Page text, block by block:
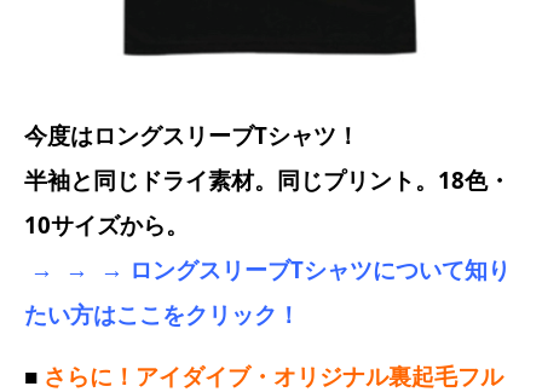
今度はロングスリーブTシャツ！
半袖と同じドライ素材。同じプリント。18色・
10サイズから。
→ → → ロングスリーブTシャツについて知り
たい方はここをクリック！
■ さらに！アイダイブ・オリジナル裏起毛フル